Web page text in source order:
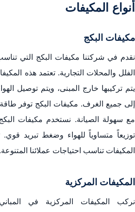
أنواع المكيفات
مكيفات البكج
نقدم في شركتنا مكيفات البكج التي
الفلل والمحلات التجارية. تعتمد هذه
يتم تركيبها خارج المبنى، ويتم توصيل
إلى جميع الغرف. مكيفات البكج توفر طاقة
مع سهولة الصيانة. نستخدم مكيفات
توزيعاً متساوياً للهواء وضغط تبريد
المكيفات تناسب احتياجات عملائنا المتنوعة.
المكيفات المركزية
نركب المكيفات المركزية في